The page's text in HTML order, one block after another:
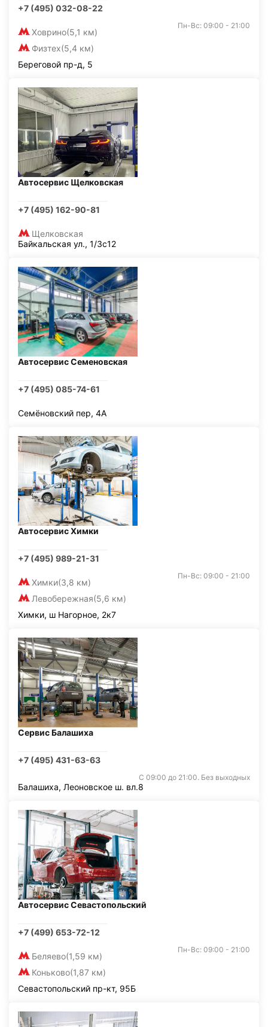
+7 (495) 032-08-22
Ховрино(5,1 км)
Физтех(5,4 км)
Пн-Вс: 09:00 - 21:00
Береговой пр-д, 5
Автосервис Щелковская
+7 (495) 162-90-81
Щелковская
Байкальская ул., 1/3с12
Автосервис Семеновская
+7 (495) 085-74-61
Семёновский пер, 4А
Автосервис Химки
+7 (495) 989-21-31
Химки(3,8 км)
Левобережная(5,6 км)
Пн-Вс: 09:00 - 21:00
Химки, ш Нагорное, 2к7
Сервис Балашиха
+7 (495) 431-63-63
С 09:00 до 21:00. Без выходных
Балашиха, Леоновское ш. вл.8
Автосервис Севастопольский
+7 (499) 653-72-12
Беляево(1,59 км)
Коньково(1,87 км)
Пн-Вс: 09:00 - 21:00
Севастопольский пр-кт, 95Б